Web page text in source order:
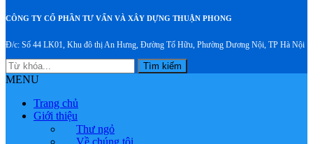
CÔNG TY CỔ PHẦN TƯ VẤN VÀ XÂY DỰNG THUẬN PHONG
Đ/c: Số 44 LK01, Khu đô thị An Hưng, Đường Tố Hữu, Phường Dương Nội, TP Hà Nội
Tìm kiếm
MENU
Trang chủ
Giới thiệu
Thư ngỏ